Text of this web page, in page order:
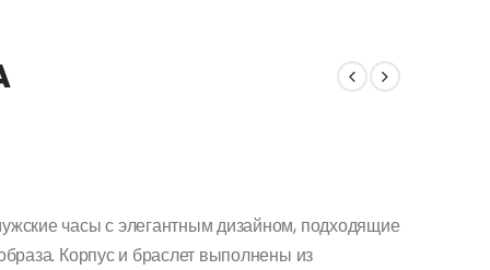
часы с элегантным дизайном, подходящие
Корпус и браслет выполнены из